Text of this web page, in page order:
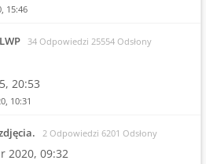
15:46
34 Odpowiedzi 25554 Odsłony
20:53
10:31
2 Odpowiedzi 6201 Odsłony
2020, 09:32